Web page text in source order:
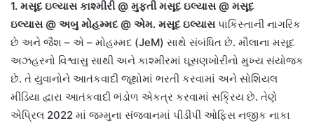
1. મસૂદ ઇલ્યાસ કાશ્મીરી@ મુફ્તી મસૂદ ઇલ્યાસ@ મસૂદ
ઇલ્યાસ@ અબુ મોહમ્મદ@ એમ. મસૂદ ઇલ્યાસ પાકિસ્તાની નાગરિક
છે અને જૈશ – એ – મોહમ્મદ (JeM) સાથે સંબંધિત છે. મૌલાના મસૂદ
અઝહરનો વિશ્વાસુ સાથી અને કાશ્મીરમાં ઘૂસણખોરીનો મુખ્ય સંયોજક
છે. તે યુવાનોને આતંકવાદી જૂથોમાં ભરતી કરવામાં અને સોશિયલ
મીડિયા દ્વારા આતંકવાદી ભંડોળ એકત્ર કરવામાં સક્રિય છે. તેણે
એપ્રિલ 2022 માં જમ્મુના સંજવાનમાં પીડીપી ઓફિસ નજીક નાકા